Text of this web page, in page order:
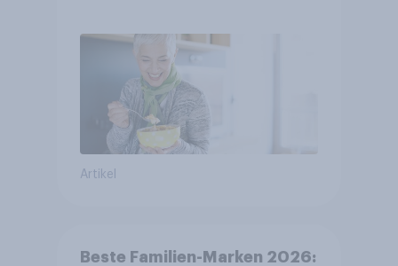
Artikel
Beste Familien-Marken 2026: